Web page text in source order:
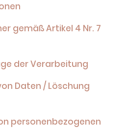
gemäß Artikel 4 Nr. 7
der Verarbeitung
Daten / Löschung
personenbezogenen